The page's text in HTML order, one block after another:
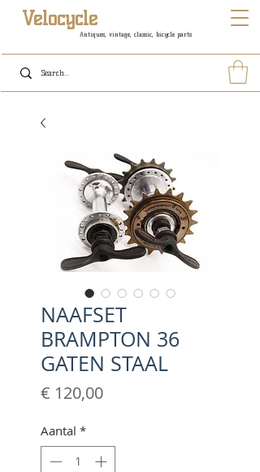
Antiques, vintage, classic, bicycle parts
Velocycle
NAAFSET
BRAMPTON 36
GATEN STAAL
€ 120,00Prijs
Aantal *